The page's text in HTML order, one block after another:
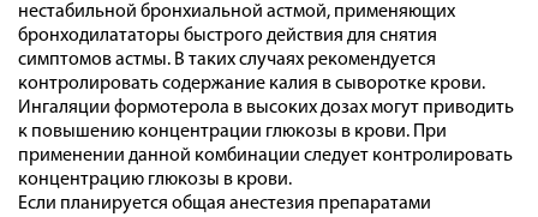
нестабильной бронхиальной астмой, применяющих
бронходилататоры быстрого действия для снятия
симптомов астмы. В таких случаях рекомендуется
контролировать содержание калия в сыворотке крови.
Ингаляции формотерола в высоких дозах могут приводить
к повышению концентрации глюкозы в крови. При
применении данной комбинации следует контролировать
концентрацию глюкозы в крови.
Если планируется общая анестезия препаратами